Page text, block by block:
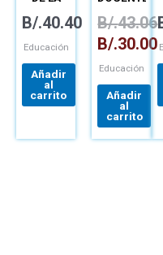
LAS
CUANTITATIVA,
Y MIXTA
B/.40.40
Educación
Añadir
al
carrito
B/.43.06
B/.30.00
Educación
Añadir
al
carrito